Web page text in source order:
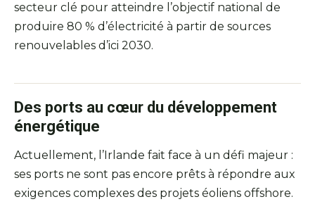
secteur clé pour atteindre l’objectif national de
produire 80 % d’électricité à partir de sources
renouvelables d’ici 2030.
Des ports au cœur du développement
énergétique
Actuellement, l’Irlande fait face à un défi majeur :
ses ports ne sont pas encore prêts à répondre aux
exigences complexes des projets éoliens offshore.